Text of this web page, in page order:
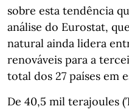
sobre esta tendência
análise do Eurostat,
natural ainda lidera
renováveis para a
total dos 27 países em
De 40,5 mil terajoules